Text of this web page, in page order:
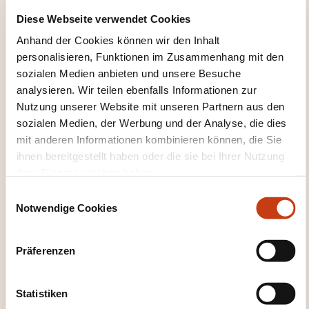
Diese Webseite verwendet Cookies
Anhand der Cookies können wir den Inhalt
personalisieren, Funktionen im Zusammenhang mit den
sozialen Medien anbieten und unsere Besuche
analysieren. Wir teilen ebenfalls Informationen zur
Nutzung unserer Website mit unseren Partnern aus den
sozialen Medien, der Werbung und der Analyse, die dies
mit anderen Informationen kombinieren können, die Sie
ihnen bereitgestellt haben oder die sie bei Ihrer Nutzung
Notwendige Cookies
Präferenzen
Statistiken
largement de l’ensemble des ressources
S’assurer du niveau de connaissance et
d’appropriation par les équipes des dispositifs
de gestion de crise et de la coordination des
différents intervenants
Tester la capacité à communiquer efficacement
signalement, traitement de l’urgence dont
produits, logistique de crise, …
WIE SIEHT DIE BEWERTUNG